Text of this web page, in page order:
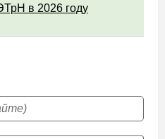
в 2026 году